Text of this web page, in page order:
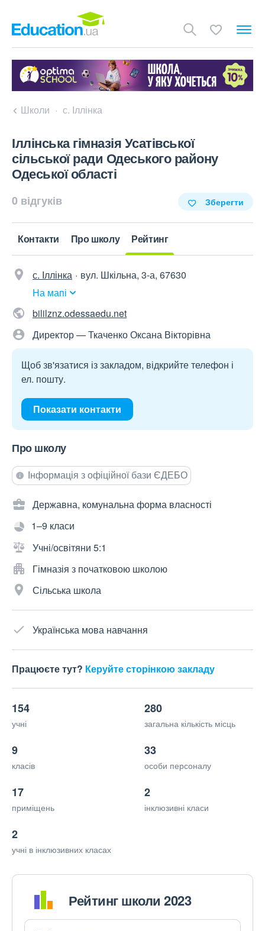
Школи с. Іллінка
Іллінська гімназія Усатівської
сільської ради Одеського району
Одеської області
0 відгуків Зберегти
Контакти Про школу Рейтинг
с. Іллінка
вул. Шкільна, 3-а, 67630
На мапі
bililznz.odessaedu.net
Директор — Ткаченко Оксана Вікторівна
Щоб зв'язатися із закладом, відкрийте телефон і
ел. пошту.
Показати контакти
Про школу
Інформація з офіційної бази ЄДЕБО
Державна, комунальна форма власності
1–9 класи
Учні/освітяни 5:1
Гімназія з початковою школою
Сільська школа
Українська мова навчання
Працюєте тут? Керуйте сторінкою закладу
154
учні
280
загальна кількість місць
9
класів
33
особи персоналу
17
приміщень
2
інклюзивні класи
2
учні в інклюзивних класах
Рейтинг школи 2023